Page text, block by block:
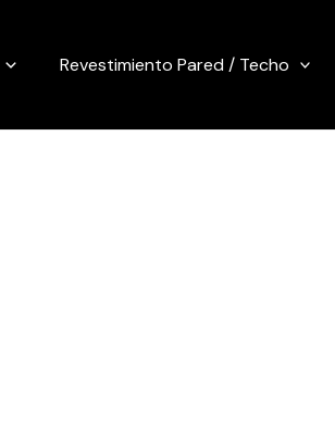
Revestimiento Pared / Techo